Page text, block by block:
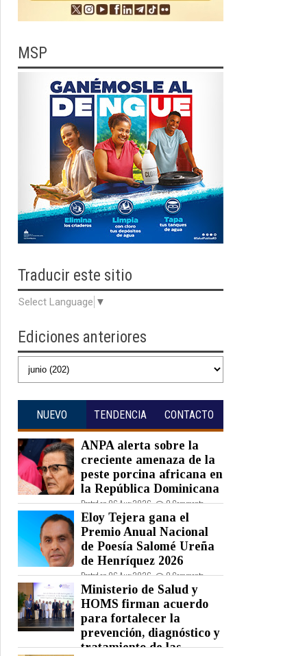
MSP
Traducir este sitio
Select Language ▼
Ediciones anteriores
NUEVO TENDENCIA CONTACTO
ANPA alerta sobre la
creciente amenaza de la
peste porcina africana en
la República Dominicana
Posted on 06 Aug 2026 - 0 Comments
Eloy Tejera gana el
Premio Anual Nacional
de Poesía Salomé Ureña
de Henríquez 2026
Posted on 06 Aug 2026 - 0 Comments
Ministerio de Salud y
HOMS firman acuerdo
para fortalecer la
prevención, diagnóstico y
tratamiento de las